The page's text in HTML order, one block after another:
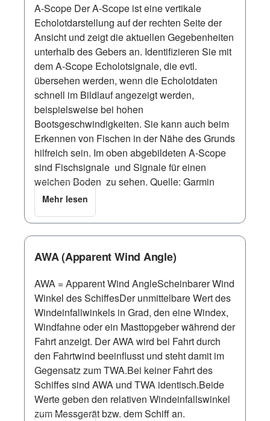
A-Scope Der A-Scope ist eine vertikale
Echolotdarstellung auf der rechten Seite der
Ansicht und zeigt die aktuellen Gegebenheiten
unterhalb des Gebers an. Identifizieren Sie mit
dem A-Scope Echolotsignale, die evtl.
übersehen werden, wenn die Echolotdaten
schnell im Bildlauf angezeigt werden,
beispielsweise bei hohen
Bootsgeschwindigkeiten. Sie kann auch beim
Erkennen von Fischen in der Nähe des Grunds
hilfreich sein. Im oben abgebildeten A-Scope
sind Fischsignale und Signale für einen
weichen Boden zu sehen. Quelle: Garmin
Mehr lesen
AWA (Apparent Wind Angle)
AWA = Apparent Wind AngleScheinbarer Wind
Winkel des SchiffesDer unmittelbare Wert des
Windeinfallwinkels in Grad, den eine Windex,
Windfahne oder ein Masttopgeber während der
Fahrt anzeigt. Der AWA wird bei Fahrt durch
den Fahrtwind beeinflusst und steht damit im
Gegensatz zum TWA.Bei keiner Fahrt des
Schiffes sind AWA und TWA identisch.Beide
Werte geben den relativen Windeinfallswinkel
zum Messgerät bzw. dem Schiff an.